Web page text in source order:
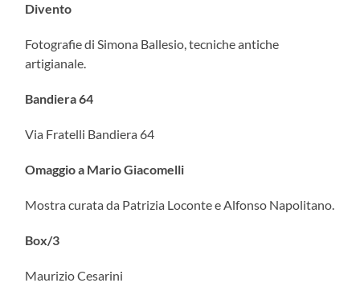
Divento
Fotografie di Simona Ballesio, tecniche antiche
artigianale.
Bandiera 64
Via Fratelli Bandiera 64
Omaggio a Mario Giacomelli
Mostra curata da Patrizia Loconte e Alfonso Napolitano.
Box/3
Maurizio Cesarini